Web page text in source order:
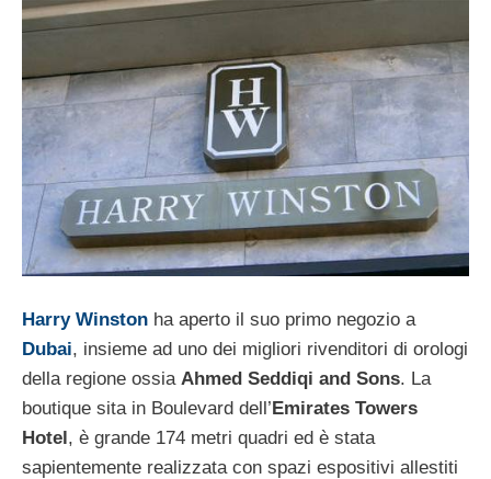
Harry Winston ha aperto il suo primo negozio a
Dubai, insieme ad uno dei migliori rivenditori di orologi
della regione ossia Ahmed Seddiqi and Sons. La
boutique sita in Boulevard dell’Emirates Towers
Hotel, è grande 174 metri quadri ed è stata
sapientemente realizzata con spazi espositivi allestiti